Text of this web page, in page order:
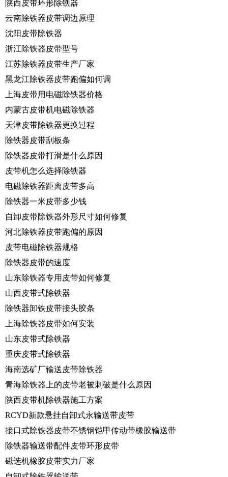
陕西皮带环形除铁器
云南除铁器皮带调边原理
沈阳皮带除铁器
浙江除铁器皮带型号
江苏除铁器皮带生产厂家
黑龙江除铁器皮带跑偏如何调
上海皮带用电磁除铁器价格
内蒙古皮带机电磁除铁器
天津皮带除铁器更换过程
除铁器皮带刮板条
除铁器皮带打滑是什么原因
皮带机怎么选择除铁器
电磁除铁器距离皮带多高
除铁器一米皮带多少钱
自卸皮带除铁器外形尺寸如何修复
河北除铁器皮带跑偏的原因
皮带电磁除铁器规格
除铁器皮带的速度
山东除铁器专用皮带如何修复
山西皮带式除铁器
除铁器卸铁皮带接头胶条
上海除铁器皮带如何安装
山东皮带式除铁器
重庆皮带式除铁器
海南选矿厂输送皮带除铁器
青海除铁器上的皮带老被刺破是什么原因
陕西皮带机除铁器施工方案
RCYD新款悬挂自卸式永输送带皮带
接口式除铁器皮带不锈钢铠甲传动带橡胶输送带
除铁器输送带配件皮带环形皮带
磁选机橡胶皮带实力厂家